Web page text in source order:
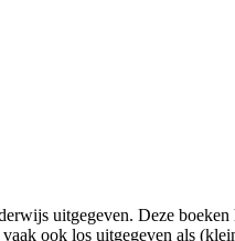
uitgegeven. Deze boeken
ook los uitgegeven als